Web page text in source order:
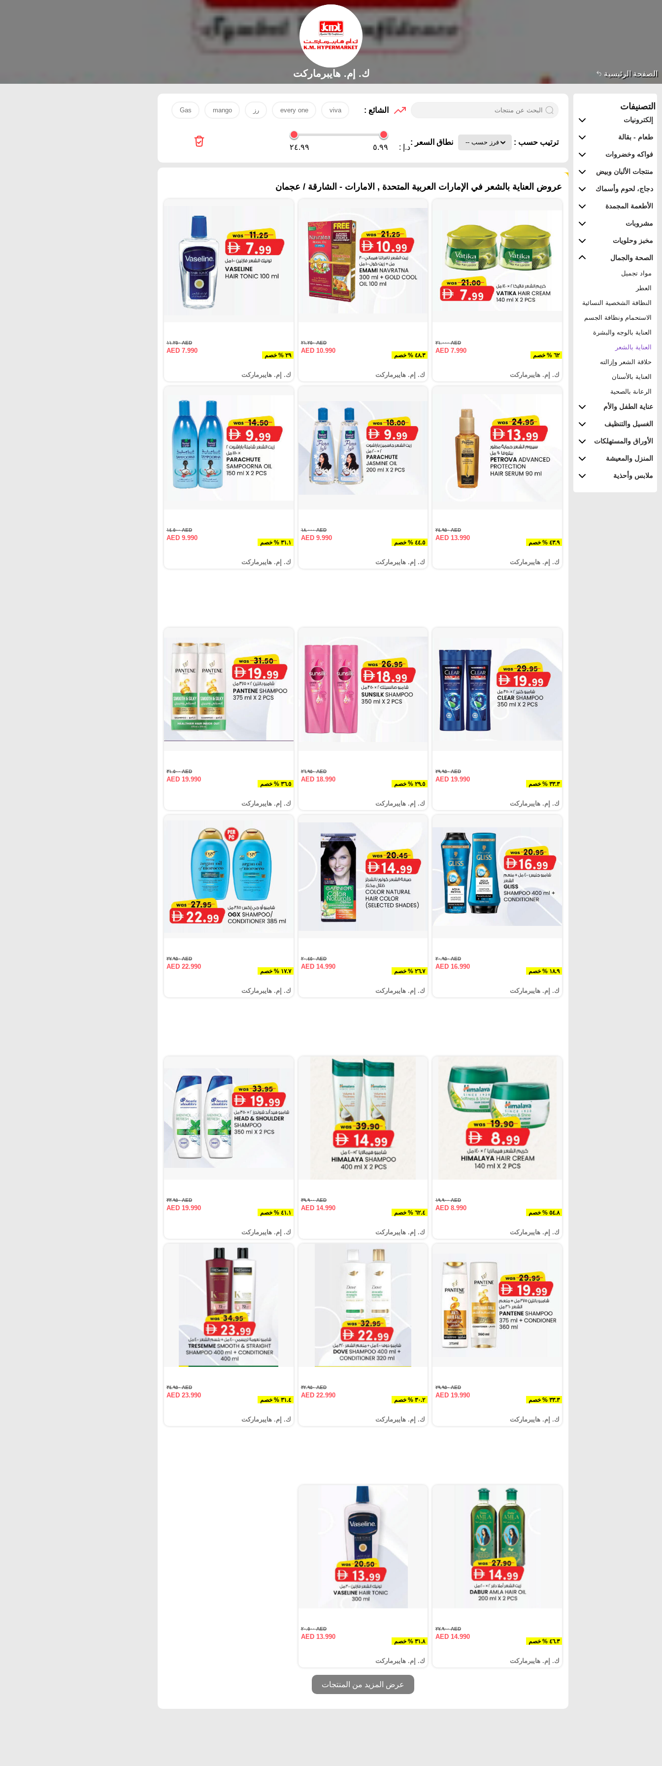
الصفحة الرئيسية ك. إم. هايبرماركت
التصنيفات
إلكترونيات
طعام - بقالة
فواكه وخضروات
منتجات الألبان وبيض
دجاج، لحوم وأسماك
الأطعمة المجمدة
مشروبات
مخبز وحلويات
الصحة والجمال
مواد تجميل
العطر
النظافة الشخصية النسائية
الاستحمام ونظافة الجسم
العناية بالوجه والبشرة
العناية بالشعر
حلاقة الشعر وإزالته
العناية بالأسنان
الرعاىة بالصحية
عناية الطفل والأم
الغسيل والتنظيف
الأوراق والمستهلكات
المنزل والمعيشة
ملابس وأحذية
الشائع : viva
every one رز mango
Gas
ترتيب حسب : نطاق السعر :
د.إ : ٥.٩٩ ٢٤.٩٩
عروض العناية بالشعر في الإمارات العربية المتحدة , الامارات - الشارقة / عجمان
٦٢ % خصم
AED ٢١.٠٠٠
AED 7.990
ك. إم. هايبرماركت
٤٨.٣ % خصم
AED ٢١.٢٥٠
AED 10.990
ك. إم. هايبرماركت
٢٩ % خصم
AED ١١.٢٥٠
AED 7.990
ك. إم. هايبرماركت
٤٣.٩ % خصم
AED ٢٤.٩٥٠
AED 13.990
ك. إم. هايبرماركت
٤٤.٥ % خصم
AED ١٨.٠٠٠
AED 9.990
ك. إم. هايبرماركت
٣١.١ % خصم
AED ١٤.٥٠٠
AED 9.990
ك. إم. هايبرماركت
٣٣.٣ % خصم
AED ٢٩.٩٥٠
AED 19.990
ك. إم. هايبرماركت
٢٩.٥ % خصم
AED ٢٦.٩٥٠
AED 18.990
ك. إم. هايبرماركت
٣٦.٥ % خصم
AED ٣١.٥٠٠
AED 19.990
ك. إم. هايبرماركت
١٨.٩ % خصم
AED ٢٠.٩٥٠
AED 16.990
ك. إم. هايبرماركت
٢٦.٧ % خصم
AED ٢٠.٤٥٠
AED 14.990
ك. إم. هايبرماركت
١٧.٧ % خصم
AED ٢٧.٩٥٠
AED 22.990
ك. إم. هايبرماركت
٥٤.٨ % خصم
AED ١٩.٩٠٠
AED 8.990
ك. إم. هايبرماركت
٦٢.٤ % خصم
AED ٣٩.٩٠٠
AED 14.990
ك. إم. هايبرماركت
٤١.١ % خصم
AED ٣٣.٩٥٠
AED 19.990
ك. إم. هايبرماركت
٣٣.٣ % خصم
AED ٢٩.٩٥٠
AED 19.990
ك. إم. هايبرماركت
٣٠.٢ % خصم
AED ٣٢.٩٥٠
AED 22.990
ك. إم. هايبرماركت
٣١.٤ % خصم
AED ٣٤.٩٥٠
AED 23.990
ك. إم. هايبرماركت
٤٦.٣ % خصم
AED ٢٧.٩٠٠
AED 14.990
ك. إم. هايبرماركت
٣١.٨ % خصم
AED ٢٠.٥٠٠
AED 13.990
ك. إم. هايبرماركت
عرض المزيد من المنتجات